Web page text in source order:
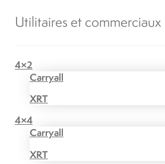
Utilitaires et commerciaux
4×2
Carryall
XRT
4×4
Carryall
XRT